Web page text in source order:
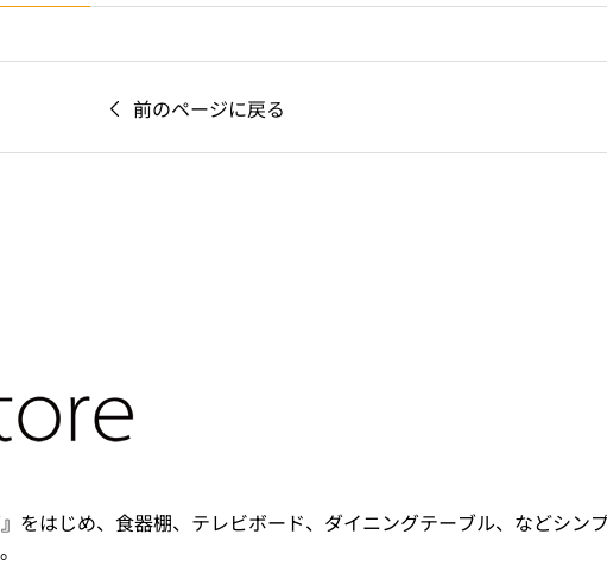
前のページに戻る
はじめ、食器棚、テレビボード、ダイニングテーブル、などシン